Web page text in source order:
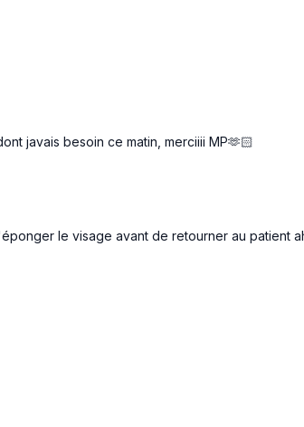
javais besoin ce matin, merciiii MP🫶🏻
le visage avant de retourner au patient